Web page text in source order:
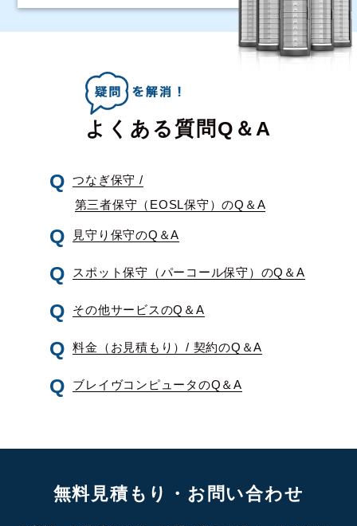
よくある質問Q＆A
つなぎ保守 /
第三者保守（EOSL保守）のQ＆A
見守り保守のQ＆A
スポット保守（パーコール保守）のQ＆A
その他サービスのQ＆A
料金（お見積もり）/ 契約のQ＆A
ブレイヴコンピュータのQ＆A
無料見積もり・お問い合わせ